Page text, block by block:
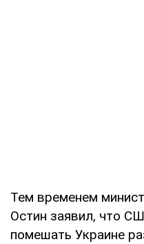
Тем временем
Остин заявил, что
помешать Украине